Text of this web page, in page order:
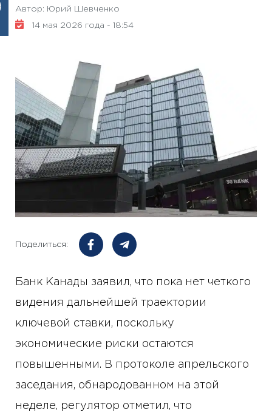
Автор: Юрий Шевченко
14 мая 2026 года - 18:54
Поделиться:
Банк Канады заявил, что пока нет четкого
видения дальнейшей траектории
ключевой ставки, поскольку
экономические риски остаются
повышенными. В протоколе апрельского
заседания, обнародованном на этой
неделе, регулятор отметил, что